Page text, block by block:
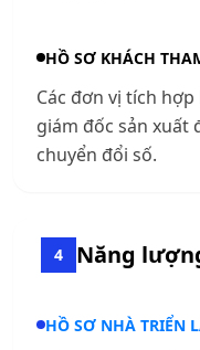
HỒ SƠ KHÁCH
Các đơn vị tích
giám đốc sản xuất
chuyển đổi số.
4 Năng
HỒ SƠ NHÀ TRIỂN